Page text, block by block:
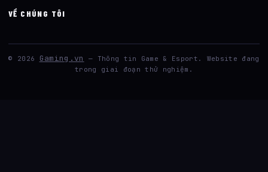
VỀ CHÚNG TÔI
© 2026 Gaming.vn
— Thông tin Game & Esport. Website đang
trong giai đoạn thử nghiệm.